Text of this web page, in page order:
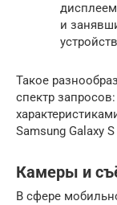
и
Такое
спектр
Samsung Galaxy
Камеры и
В сфере